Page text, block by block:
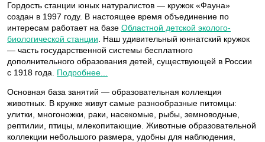
Гордость станции юных натуралистов — кружок «Фауна»
создан в 1997 году. В настоящее время объединение по
интересам работает на базе Областной детской эколого-
биологической станции . Наш удивительный юннатский кружок
— часть государственной системы бесплатного
дополнительного образования детей, существующей в России
с 1918 года. Подробнее...
Основная база занятий — образовательная коллекция
животных. В кружке живут самые разнообразные питомцы:
улитки, многоножки, раки, насекомые, рыбы, земноводные,
рептилии, птицы, млекопитающие. Животные образовательной
коллекции небольшого размера, удобны для наблюдения,